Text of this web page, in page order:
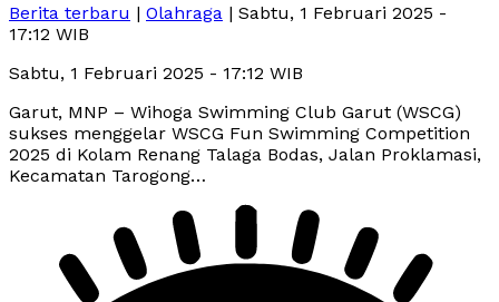
Berita terbaru | Olahraga | Sabtu, 1 Februari 2025 -
17:12 WIB
Sabtu, 1 Februari 2025 - 17:12 WIB
Garut, MNP – Wihoga Swimming Club Garut (WSCG)
sukses menggelar WSCG Fun Swimming Competition
2025 di Kolam Renang Talaga Bodas, Jalan Proklamasi,
Kecamatan Tarogong…